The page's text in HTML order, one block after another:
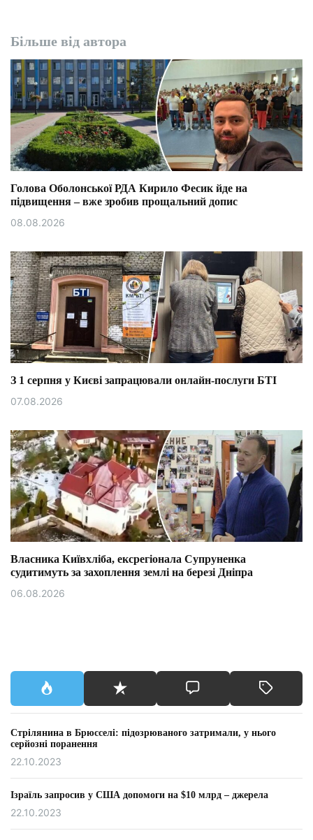
Більше від автора
Голова Оболонської РДА Кирило Фесик йде на
підвищення – вже зробив прощальний допис
08.08.2026
З 1 серпня у Києві запрацювали онлайн-послуги БТІ
07.08.2026
Власника Київхліба, ексрегіонала Супруненка
судитимуть за захоплення землі на березі Дніпра
06.08.2026
Стрілянина в Брюсселі: підозрюваного затримали, у нього
серйозні поранення
22.10.2023
Ізраїль запросив у США допомоги на $10 млрд – джерела
22.10.2023